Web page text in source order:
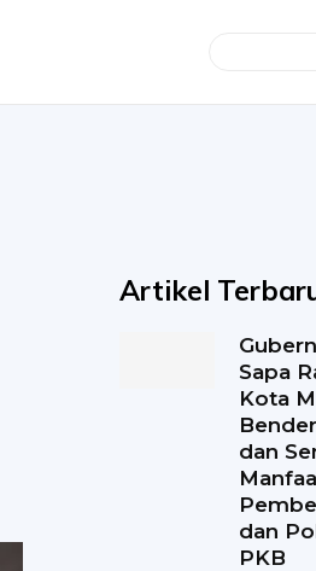
Artikel
Sapa
Kota
dan
dan
PKB